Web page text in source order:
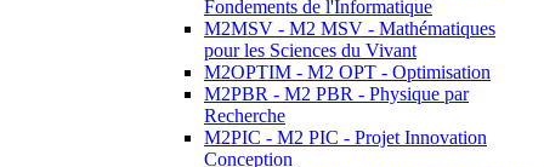
Fondements de l'Informatique
M2MSV - M2 MSV - Mathématiques
pour les Sciences du Vivant
M2OPTIM - M2 OPT - Optimisation
M2PBR - M2 PBR - Physique par
Recherche
M2PIC - M2 PIC - Projet Innovation
Conception